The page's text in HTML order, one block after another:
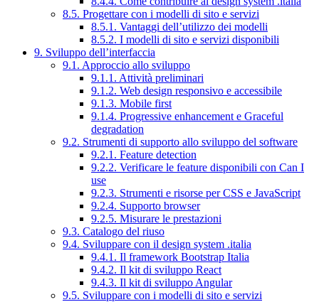
8.5. Progettare con i modelli di sito e servizi
8.5.1. Vantaggi dell’utilizzo dei modelli
8.5.2. I modelli di sito e servizi disponibili
9. Sviluppo dell’interfaccia
9.1. Approccio allo sviluppo
9.1.1. Attività preliminari
9.1.2. Web design responsivo e accessibile
9.1.3. Mobile first
9.1.4. Progressive enhancement e Graceful
degradation
9.2. Strumenti di supporto allo sviluppo del software
9.2.1. Feature detection
9.2.2. Verificare le feature disponibili con Can I
use
9.2.3. Strumenti e risorse per CSS e JavaScript
9.2.4. Supporto browser
9.2.5. Misurare le prestazioni
9.3. Catalogo del riuso
9.4. Sviluppare con il design system .italia
9.4.1. Il framework Bootstrap Italia
9.4.2. Il kit di sviluppo React
9.4.3. Il kit di sviluppo Angular
9.5. Sviluppare con i modelli di sito e servizi